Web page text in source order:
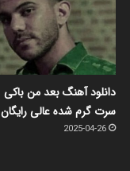
دانلود آهنگ بعد من باکی
سرت گرم شده عالی رایگان
2025-04-26